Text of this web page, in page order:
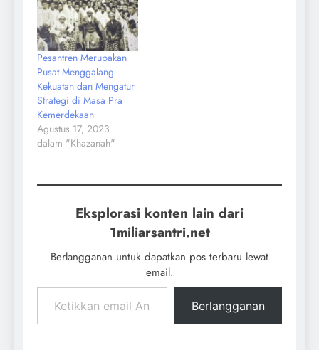
Pesantren Merupakan
Pusat Menggalang
Kekuatan dan Mengatur
Strategi di Masa Pra
Kemerdekaan
Agustus 17, 2023
dalam "Khazanah"
Eksplorasi konten lain dari
1miliarsantri.net
Berlangganan untuk dapatkan pos terbaru lewat
email.
Berlangganan